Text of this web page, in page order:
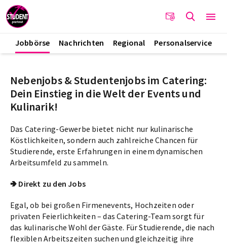
Jobbörse Nachrichten Regional Personalservice
Nebenjobs & Studentenjobs im Catering:
Dein Einstieg in die Welt der Events und
Kulinarik!
Das Catering-Gewerbe bietet nicht nur kulinarische
Köstlichkeiten, sondern auch zahlreiche Chancen für
Studierende, erste Erfahrungen in einem dynamischen
Arbeitsumfeld zu sammeln.
🢂 Direkt zu den Jobs
Egal, ob bei großen Firmenevents, Hochzeiten oder
privaten Feierlichkeiten – das Catering-Team sorgt für
das kulinarische Wohl der Gäste. Für Studierende, die nach
flexiblen Arbeitszeiten suchen und gleichzeitig ihre